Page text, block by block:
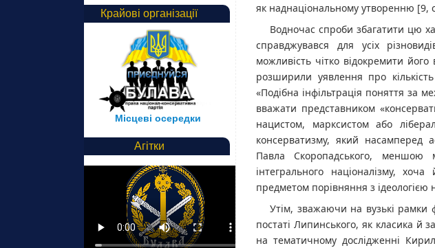
як наднаціональному утворенню [9,
Водночас спроби збагатити цю
справджувався для усіх
можливість чітко відокремити його
розширили уявлення про кількість
«Подібна інфільтрація поняття за
вважати представником
нацистом, марксистом або
консерватизму, який насамперед
Павла Скоропадського,
інтегрального націоналізму,
предметом порівняння з ідеологією
Утім, зважаючи на вузькі рамки
постаті Липинського, як класика й
на тематичному дослідженні
Крайові організації
Місцеві осередки
Агітки